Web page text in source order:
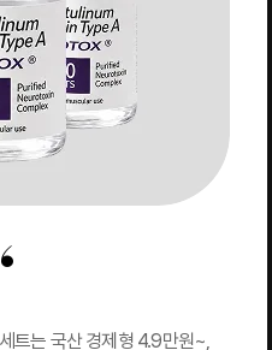
트는 국산 경제형 4.9만원~,